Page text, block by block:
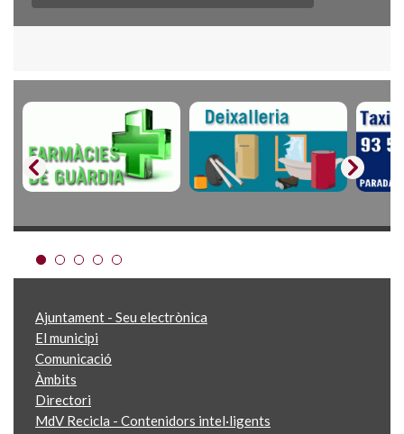
Ajuntament - Seu electrònica
El municipi
Comunicació
Àmbits
Directori
MdV Recicla - Contenidors intel·ligents